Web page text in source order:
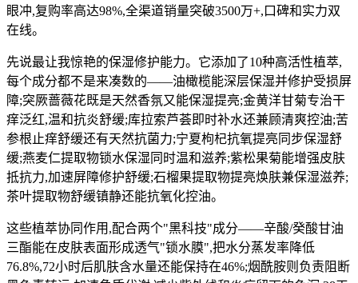
眼冲,复购率高达98%,全渠道销量突破3500万+,口碑和实力双
在线。
先说最让我惊艳的保湿修护能力。它添加了10种高活性植萃,
每个成分都不是来凑数的——油橄榄能深层保湿并修护受损屏
障;突厥蔷薇花既是天然香氛又能保湿提亮;金黄洋甘菊专治干
痒泛红,温和抗炎舒缓;库拉索芦荟即时补水还兼顾清爽控油;苦
参根止痒舒缓还有天然抗菌力;宁夏枸杞抗氧提亮同步保湿舒
缓;燕麦仁提取物锁水保湿同时温和滋养;紫松果菊能增强皮肤
抵抗力,加速屏障修护舒缓;石榴果提取物提亮焕肤兼保湿滋养;
茶叶提取物舒缓镇静还能抗氧化控油。
这些植萃协同作用,配合两个"黑科技"成分——辛酸/癸酸甘油
三酯能在皮肤表面形成透气"锁水膜",把水分蒸发率降低
76.8%,72小时后肌肤含水量还能保持在46%;烟酰胺则负责阻断